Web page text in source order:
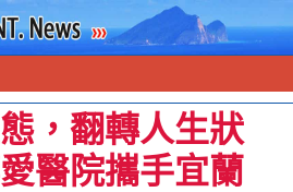
，翻轉人生狀
醫院攜手宜蘭